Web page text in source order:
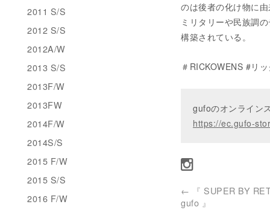
のは後者の化け物に
ミリタリーや民族調
構築されている。
＃RICKOWENS #リ
gufoのオンライン
https://ec.gufo-
← 『 SUPER BY
gufo 』
2011 S/S
2012 S/S
2012A/W
2013 S/S
2013F/W
2013FW
2014F/W
2014S/S
2015 F/W
2015 S/S
2016 F/W